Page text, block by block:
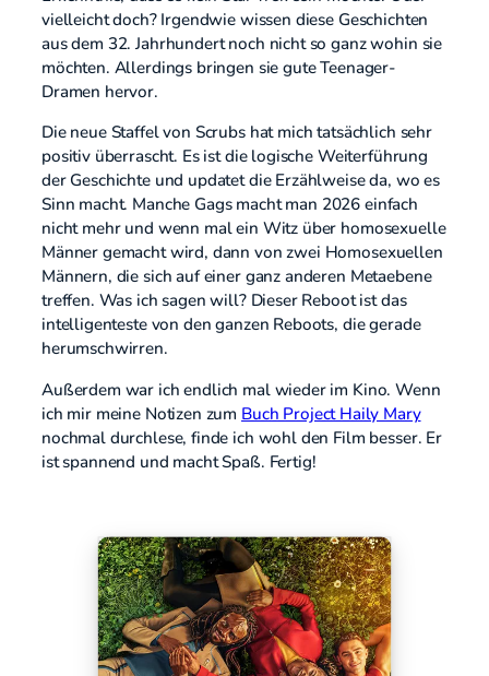
vielleicht doch? Irgendwie wissen diese Geschichten
aus dem 32. Jahrhundert noch nicht so ganz wohin sie
möchten. Allerdings bringen sie gute Teenager-
Dramen hervor.
Die neue Staffel von Scrubs hat mich tatsächlich sehr
positiv überrascht. Es ist die logische Weiterführung
der Geschichte und updatet die Erzählweise da, wo es
Sinn macht. Manche Gags macht man 2026 einfach
nicht mehr und wenn mal ein Witz über homosexuelle
Männer gemacht wird, dann von zwei Homosexuellen
Männern, die sich auf einer ganz anderen Metaebene
treffen. Was ich sagen will? Dieser Reboot ist das
intelligenteste von den ganzen Reboots, die gerade
herumschwirren.
Außerdem war ich endlich mal wieder im Kino. Wenn
ich mir meine Notizen zum Buch Project Haily Mary
nochmal durchlese, finde ich wohl den Film besser. Er
ist spannend und macht Spaß. Fertig!